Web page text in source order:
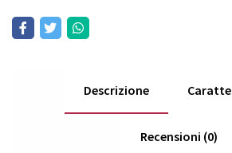
Descrizione
Recensioni (0)